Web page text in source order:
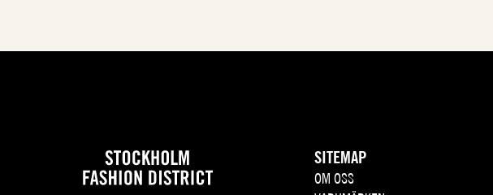
SITEMAP
OM OSS